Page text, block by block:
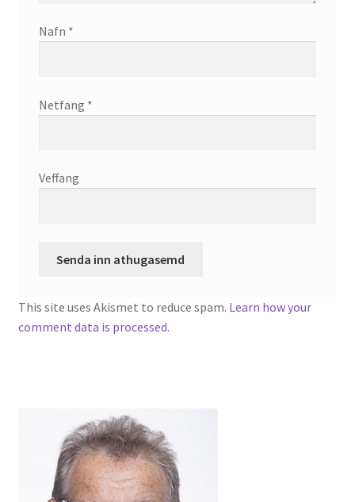
Nafn *
Netfang *
Veffang
This site uses Akismet to reduce spam. Learn how your
comment data is processed.